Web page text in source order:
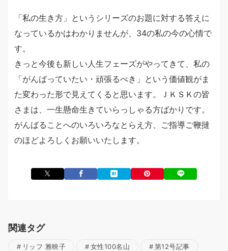
「私の生き方」というシリーズのお題に対する答えに
なっているかはわかりませんが、34の私の今の心情で
す。
きっと今後も新しい人生フェーズがやってきて、私の
「がんばっていたい・頑張るべき」という価値観がま
た変わった形で見えてくると思います。ＪＫＳＫの皆
さまは、一生懸命生きていらっしゃる方ばかりです。
がんばることへのいろいろなとらえ方、ご指導ご鞭撻
のほどよろしくお願いいたします。
関連タグ
リッフ 雅映子 女性100名山 第12号記事